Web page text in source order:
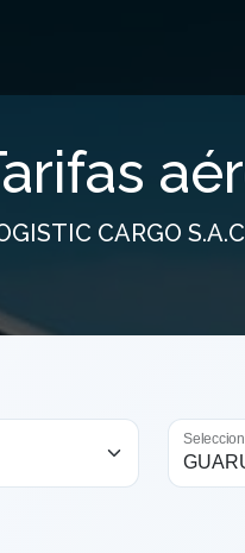
CARGO